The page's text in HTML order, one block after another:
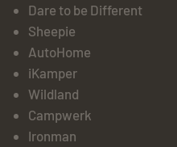
Dare to be Different
Sheepie
AutoHome
iKamper
Wildland
Campwerk
Ironman